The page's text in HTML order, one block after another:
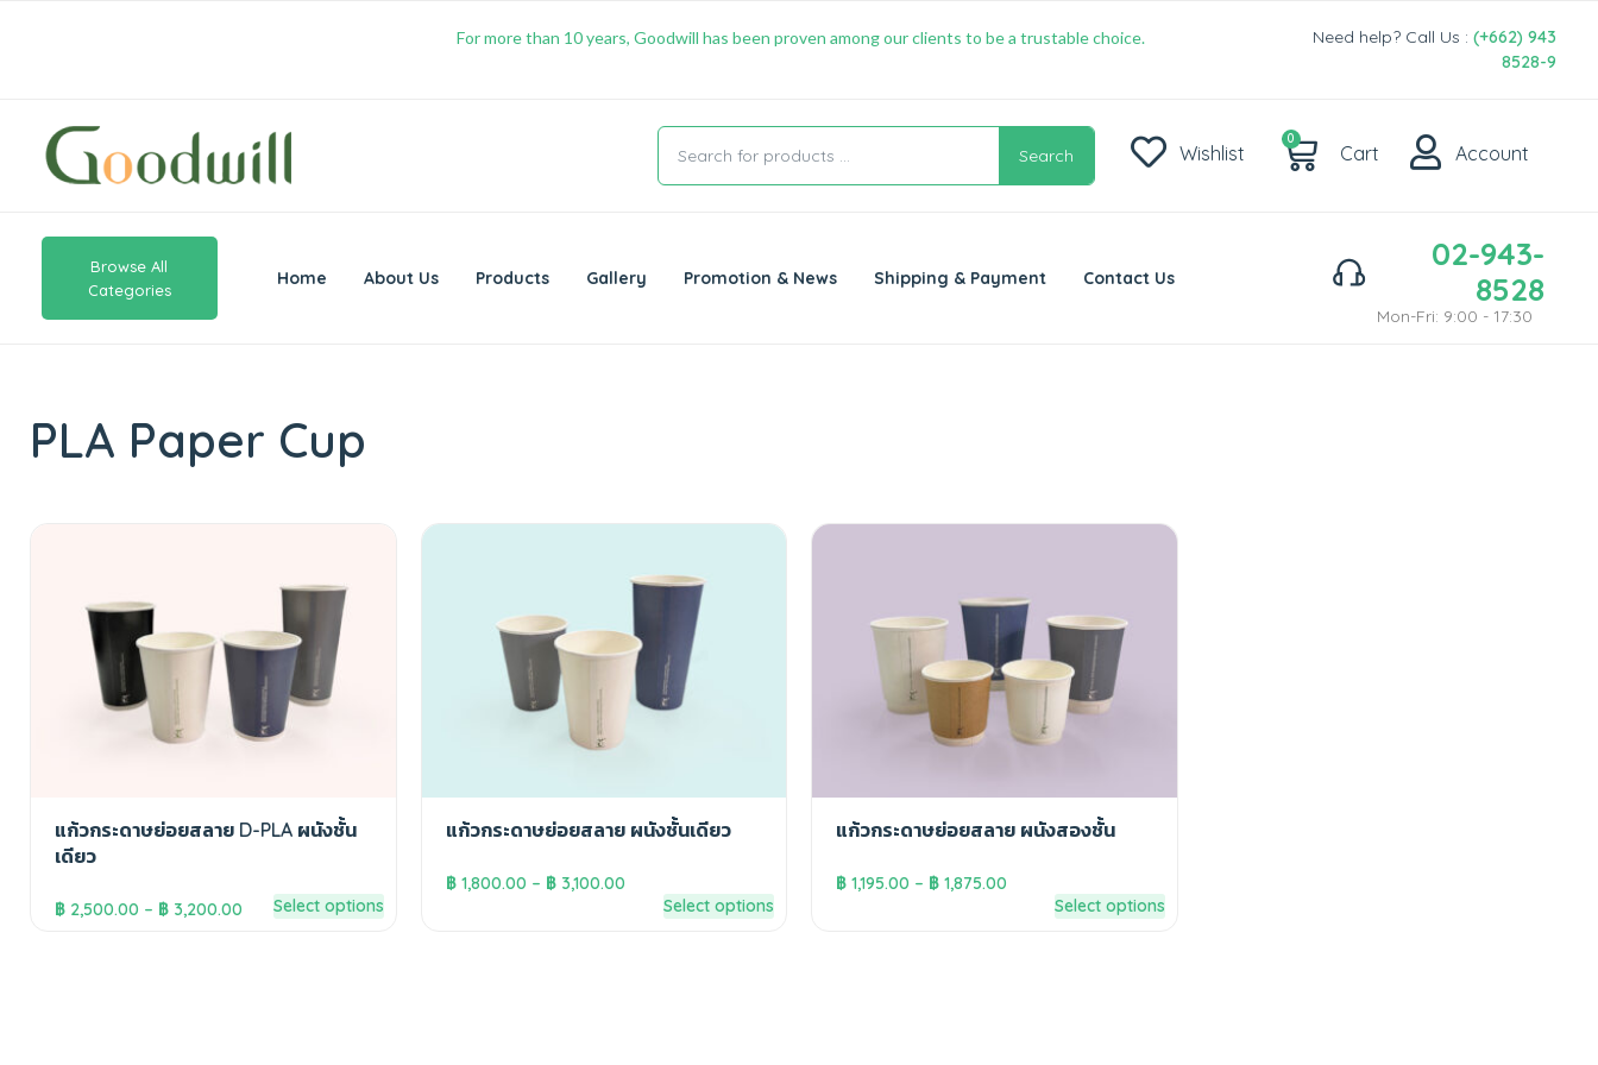
For more than 10 years, Goodwill has been proven among our clients to be a trustable choice. Need help? Call Us : (+662) 943
8528-9
Search Wishlist
0
Cart Account
Browse All
Categories
Home About Us Products Gallery Promotion & News Shipping & Payment Contact Us
02-943-
8528
Mon-Fri: 9:00 - 17:30
PLA Paper Cup
แก้วกระดาษย่อยสลาย D-PLA ผนังชั้น
เดียว
฿ 2,500.00 – ฿ 3,200.00 Select options
แก้วกระดาษย่อยสลาย ผนังชั้นเดียว
฿1,800.00 – ฿3,100.00
Select options
แก้วกระดาษย่อยสลาย ผนังสองชั้น
฿ 1,195.00 – ฿ 1,875.00
Select options